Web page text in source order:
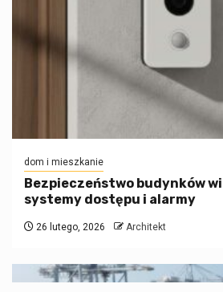
dom i mieszkanie
Bezpieczeństwo budynków
systemy dostępu i alarmy
26 lutego, 2026 Architekt